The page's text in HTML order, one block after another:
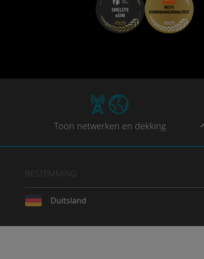
Toon netwerken en dekking
BESTEMMING
Duitsland